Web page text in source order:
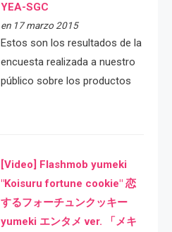
YEA-SGC
en 17 marzo 2015
Estos son los resultados de la
encuesta realizada a nuestro
público sobre los productos
[Video] Flashmob yumeki
"Koisuru fortune cookie" 恋
するフォーチュンクッキー
yumeki エンタメ ver. 「メキ